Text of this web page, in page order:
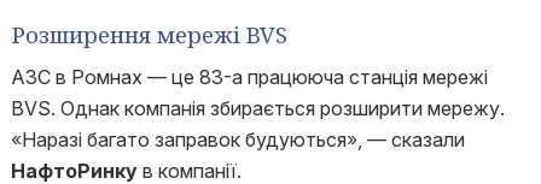
Розширення мережі BVS
АЗС в Ромнах — це 83-а працююча станція мережі
BVS. Однак компанія збирається розширити мережу.
«Наразі багато заправок будуються», — сказали
НафтоРинку в компанії.